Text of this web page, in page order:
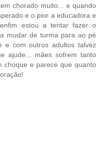
chorado muito... e quando
e o pior a educadora e
estou a tentar fazer o
mudar de turma para ao pé
e com outros adultos talvez
ajude... mães sofrem tanto
choque e parece que quanto